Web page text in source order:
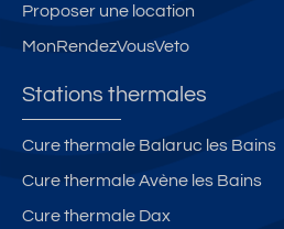
Proposer une location
MonRendezVousVeto
Stations thermales
Cure thermale Balaruc les Bains
Cure thermale Avène les Bains
Cure thermale Dax